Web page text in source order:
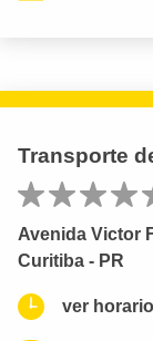
Transporte
Avenida Victor
Curitiba - PR
ver